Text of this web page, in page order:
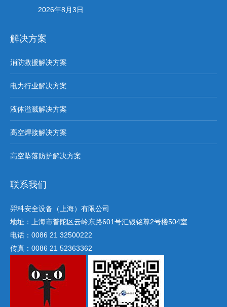
2026年8月3日
解决方案
消防救援解决方案
电力行业解决方案
液体溢溅解决方案
高空焊接解决方案
高空坠落防护解决方案
联系我们
羿科安全设备（上海）有限公司
地址：上海市普陀区云岭东路601号汇银铭尊2号楼504室
电话：0086 21 32500222
传真：0086 21 52363362